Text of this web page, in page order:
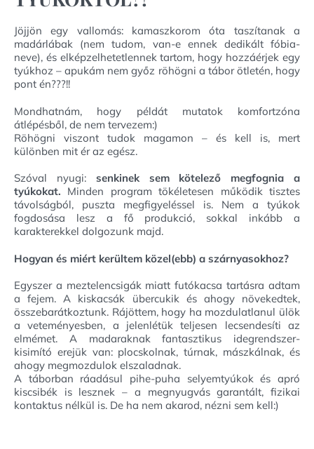
Jöjjön egy vallomás: kamaszkorom óta taszítanak a
madárlábak (nem tudom, van-e ennek dedikált fóbia-
neve), és elképzelhetetlennek tartom, hogy hozzáérjek egy
tyúkhoz – apukám nem győz röhögni a tábor ötletén, hogy
pont én???!!
Mondhatnám, hogy példát mutatok komfortzóna
átlépésből, de nem tervezem:)
Röhögni viszont tudok magamon – és kell is, mert
különben mit ér az egész.
Szóval nyugi: senkinek sem kötelező megfognia a
tyúkokat. Minden program tökéletesen működik tisztes
távolságból, puszta megfigyeléssel is. Nem a tyúkok
fogdosása lesz a fő produkció, sokkal inkább a
karakterekkel dolgozunk majd.
Hogyan és miért kerültem közel(ebb) a szárnyasokhoz?
Egyszer a meztelencsigák miatt futókacsa tartásra adtam
a fejem. A kiskacsák übercukik és ahogy növekedtek,
összebarátkoztunk. Rájöttem, hogy ha mozdulatlanul ülök
a veteményesben, a jelenlétük teljesen lecsendesíti az
elmémet. A madaraknak fantasztikus idegrendszer-
kisimító erejük van: plocskolnak, túrnak, mászkálnak, és
ahogy megmozdulok elszaladnak.
A táborban ráadásul pihe-puha selyemtyúkok és apró
kiscsibék is lesznek – a megnyugvás garantált, fizikai
kontaktus nélkül is. De ha nem akarod, nézni sem kell:)